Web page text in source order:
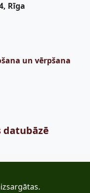
Rīga
un vērpšana
datubāzē